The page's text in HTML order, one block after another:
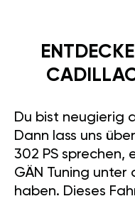
Du bist neugierig
Dann lass uns
302 PS sprechen,
GÄN Tuning unter
haben. Dieses